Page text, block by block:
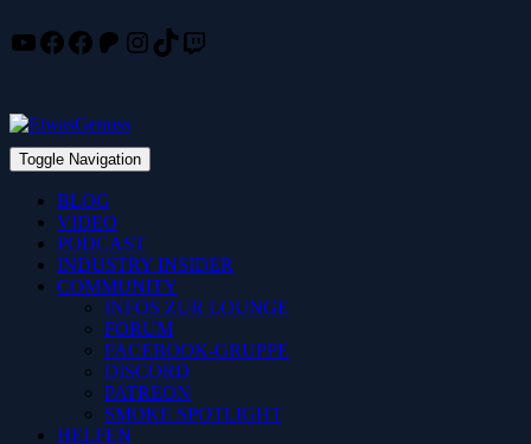
Skip
YouTube
Facebook
Facebook
Patreon
Instagram
TikTok
Twitch
Toggle Navigation
BLOG
VIDEO
PODCAST
INDUSTRY INSIDER
COMMUNITY
INFOS ZUR LOUNGE
FORUM
FACEBOOK-GRUPPE
DISCORD
PATREON
SMOKE SPOTLIGHT
HELFEN